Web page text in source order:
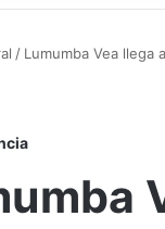
/ Lumumba Vea llega